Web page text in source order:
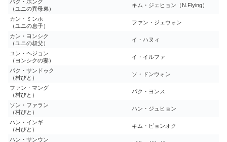
パク・ホング
（ユニの異母弟）
キム・ジェヒョン（N.Flying）
カン・ミンホ
（ユニの息子）
ファン・ジェウォン
カン・ヨンシク
（ユニの叔父）
イ・ハヌィ
ユン・ヘジョン
（ヨンシクの妻）
イ・イルファ
パク・サンドゥク
（村びと）
ソ・ドンウォン
ファン・マング
（村びと）
パク・ヨンス
ソン・ファラン
（村びと）
ハン・ジュヒョン
ハン・インギ
（村びと）
キム・ビョンオク
ハン・サンウン